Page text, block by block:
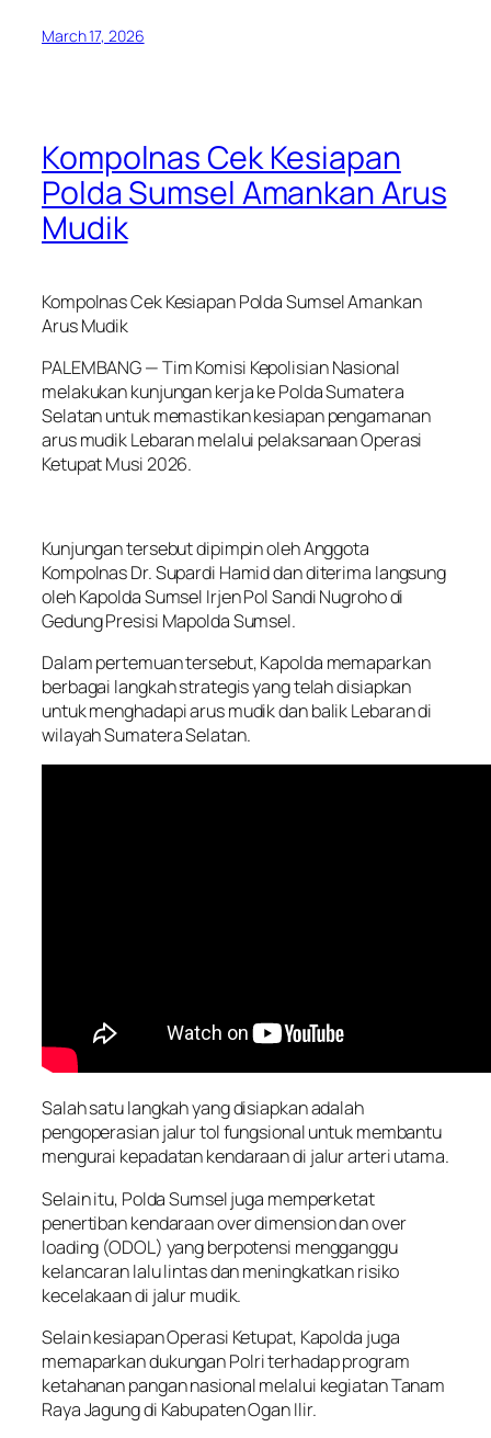
March 17, 2026
Kompolnas Cek Kesiapan
Polda Sumsel Amankan Arus
Mudik
Kompolnas Cek Kesiapan Polda Sumsel Amankan
Arus Mudik
PALEMBANG — Tim Komisi Kepolisian Nasional
melakukan kunjungan kerja ke Polda Sumatera
Selatan untuk memastikan kesiapan pengamanan
arus mudik Lebaran melalui pelaksanaan Operasi
Ketupat Musi 2026.
Kunjungan tersebut dipimpin oleh Anggota
Kompolnas Dr. Supardi Hamid dan diterima langsung
oleh Kapolda Sumsel Irjen Pol Sandi Nugroho di
Gedung Presisi Mapolda Sumsel.
Dalam pertemuan tersebut, Kapolda memaparkan
berbagai langkah strategis yang telah disiapkan
untuk menghadapi arus mudik dan balik Lebaran di
wilayah Sumatera Selatan.
Salah satu langkah yang disiapkan adalah
pengoperasian jalur tol fungsional untuk membantu
mengurai kepadatan kendaraan di jalur arteri utama.
Selain itu, Polda Sumsel juga memperketat
penertiban kendaraan over dimension dan over
loading (ODOL) yang berpotensi mengganggu
kelancaran lalu lintas dan meningkatkan risiko
kecelakaan di jalur mudik.
Selain kesiapan Operasi Ketupat, Kapolda juga
memaparkan dukungan Polri terhadap program
ketahanan pangan nasional melalui kegiatan Tanam
Raya Jagung di Kabupaten Ogan Ilir.